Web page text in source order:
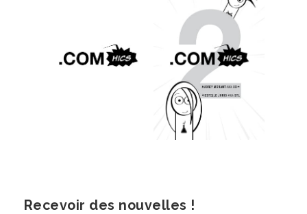
Recevoir des nouvelles !